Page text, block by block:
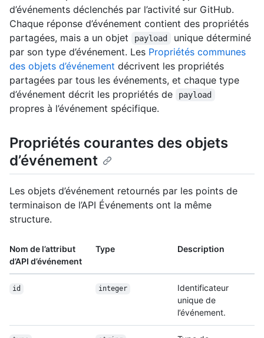
d’événements déclenchés par l’activité sur GitHub.
Chaque réponse d’événement contient des propriétés
partagées, mais a un objet
payload
unique déterminé
par son type d’événement. Les Propriétés communes
des objets d’événement décrivent les propriétés
partagées par tous les événements, et chaque type
d’événement décrit les propriétés de
payload
propres à l’événement spécifique.
Propriétés courantes des objets
d’événement
Les objets d’événement retournés par les points de
terminaison de l’API Événements ont la même
structure.
Nom de l’attribut
d’API d’événement
Type Description
id integer
Identificateur
unique de
l’événement.